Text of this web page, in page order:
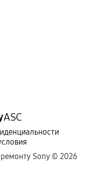
ASC
Sony © 2026